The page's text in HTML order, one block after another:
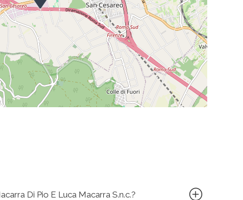
Di Pio E Luca Macarra S.n.c.?